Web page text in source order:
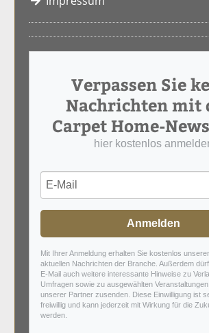
Verpassen Sie
Nachrichten mit
Carpet Home-
hier kostenlos
Anmelden
Mit Ihrer Anmeldung erhalten Sie kostenlos
aktuellen Nachrichten der Branche. Außerdem
E-Mail auch weitere interessante Hinweise zu
Umfragen sowie zu ausgewählten
unserer Partner zusenden. Diese Einwilligung ist
freiwillig und kann jederzeit mit Wirkung für die
werden.